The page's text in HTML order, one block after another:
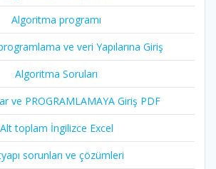
Algoritma programı
ve veri Yapılarına Giriş
Algoritma Soruları
ve PROGRAMLAMAYA Giriş PDF
Alt toplam İngilizce Excel
sorunları ve çözümleri